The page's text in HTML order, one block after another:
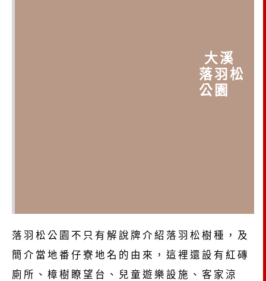
大溪
落羽松
公園
落羽松公園不只有解說牌介紹落羽松樹種，及
簡介當地番仔寮地名的由來，這裡還設有紅磚
廁所、樟樹瞭望台、兒童遊樂設施、客家涼